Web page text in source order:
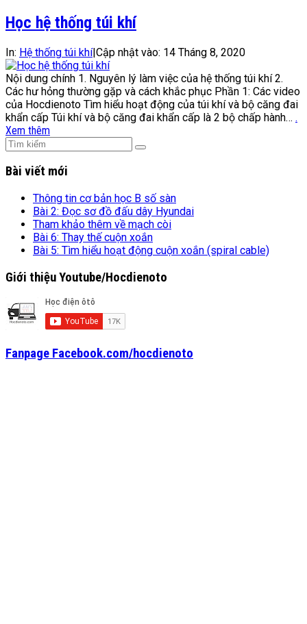
Học hệ thống túi khí
In: Hệ thống túi khí|Cập nhật vào: 14 Tháng 8, 2020
Nội dung chính 1. Nguyên lý làm việc của hệ thống túi khí 2.
Các hư hỏng thường gặp và cách khắc phục Phần 1: Các video
của Hocdienoto Tìm hiểu hoạt động của túi khí và bộ căng đai
khẩn cấp Túi khí và bộ căng đai khẩn cấp là 2 bộ chấp hành… .
Xem thêm
Bài viết mới
Thông tin cơ bản học B số sàn
Bài 2: Đọc sơ đồ đấu dây Hyundai
Tham khảo thêm về mạch còi
Bài 6: Thay thế cuộn xoắn
Bài 5: Tìm hiểu hoạt động cuộn xoắn (spiral cable)
Giới thiệu Youtube/Hocdienoto
Fanpage Facebook.com/hocdienoto